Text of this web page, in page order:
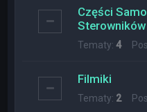
Części
Sterowników
Tematy:4
Filmiki
Tematy: 2